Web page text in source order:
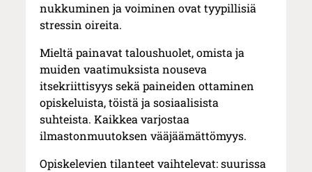
nukkuminen ja voiminen ovat tyypillisiä
stressin oireita.
Mieltä painavat taloushuolet, omista ja
muiden vaatimuksista nouseva
itsekriittisyys sekä paineiden ottaminen
opiskeluista, töistä ja sosiaalisista
suhteista. Kaikkea varjostaa
ilmastonmuutoksen vääjäämättömyys.
Opiskelevien tilanteet vaihtelevat: suurissa